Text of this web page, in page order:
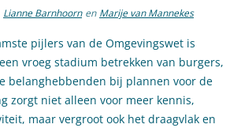
Lianne Barnhoorn en Marije van Mannekes
pijlers van de Omgevingswet is
vroeg stadium betrekken van burgers,
belanghebbenden bij plannen voor de
zorgt niet alleen voor meer kennis,
maar vergroot ook het draagvlak en